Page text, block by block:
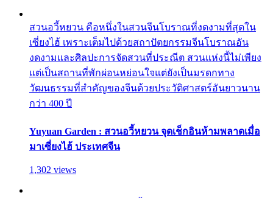
สวนอวี้หยวน คือหนึ่งในสวนจีนโบราณที่งดงามที่สุดใน
เซี่ยงไฮ้ เพราะเต็มไปด้วยสถาปัตยกรรมจีนโบราณอัน
งดงามและศิลปะการจัดสวนที่ประณีต สวนแห่งนี้ไม่เพียง
แต่เป็นสถานที่พักผ่อนหย่อนใจแต่ยังเป็นมรดกทาง
วัฒนธรรมที่สำคัญของจีนด้วยประวัติศาสตร์อันยาวนาน
กว่า 400 ปี
Yuyuan Garden : สวนอวี้หยวน จุดเช็กอินห้ามพลาดเมื่อ
มาเซี่ยงไฮ้ ประเทศจีน
1,302 views